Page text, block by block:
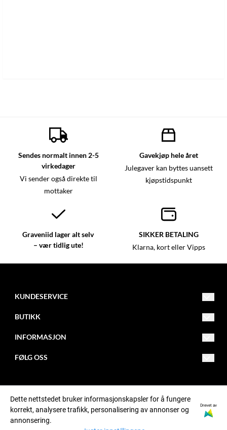
Sendes normalt innen 2-5
virkedager
Vi sender også direkte til
mottaker
Gavekjøp hele året
Julegaver kan byttes uansett
kjøpstidspunkt
Graveniid lager alt selv
– vær tidlig ute!
SIKKER BETALING
Klarna, kort eller Vipps
KUNDESERVICE
kundeservice@graveniid.no
Jorbajeakkáš 24, 9731 Karasjok
Postadresse: Graveniid, Postboks 1152, N-9504 ALTA
BUTIKK
INFORMASJON
Om oss
Butikker
Ofte stilte spørsmål
FØLG OSS
Instagram
Tiktok
© Graveniid org. nr. MVA911701081NO
Dette nettstedet bruker informasjonskapsler for å fungere
korrekt, analysere trafikk, personalisering av annonser og
annonsering.
Drevet av